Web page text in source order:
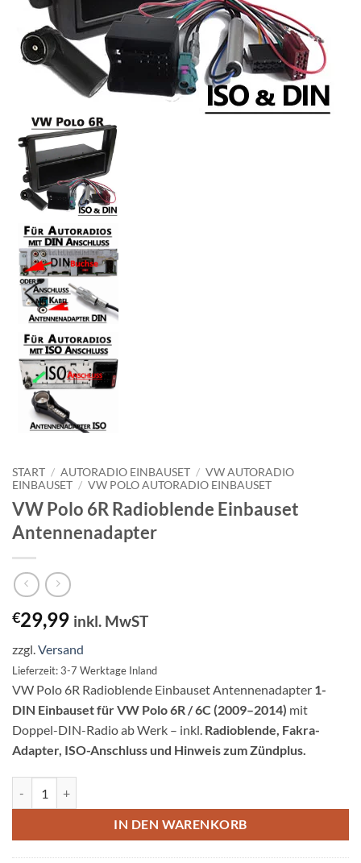
START / AUTORADIO EINBAUSET / VW AUTORADIO
EINBAUSET / VW POLO AUTORADIO EINBAUSET
VW Polo 6R Radioblende Einbauset
Antennenadapter
€29,99 inkl. MwST
zzgl.Versand
Lieferzeit: 3-7 Werktage Inland
VW Polo 6R Radioblende Einbauset Antennenadapter 1-
DIN Einbauset für VW Polo 6R / 6C (2009–2014) mit
Doppel-DIN-Radio ab Werk – inkl. Radioblende, Fakra-
Adapter, ISO-Anschluss und Hinweis zum Zündplus.
IN DEN WARENKORB